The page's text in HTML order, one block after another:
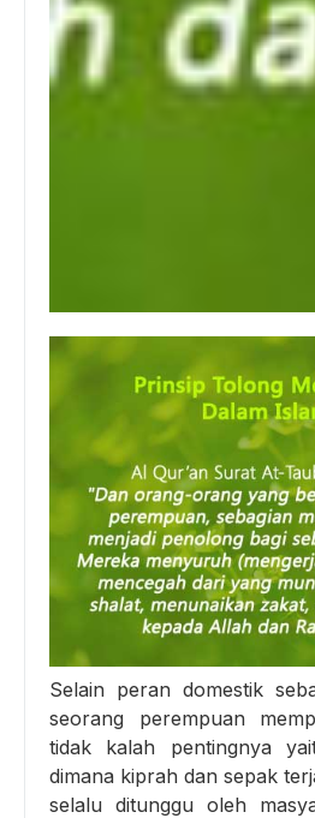
Selain peran domestik
seorang perempuan
tidak kalah pentingnya
dimana kiprah dan sepak
selalu ditunggu oleh